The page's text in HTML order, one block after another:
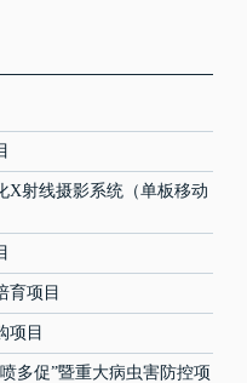
X射线摄影系统（单板移动
育项目
项目
多促”暨重大病虫害防控项